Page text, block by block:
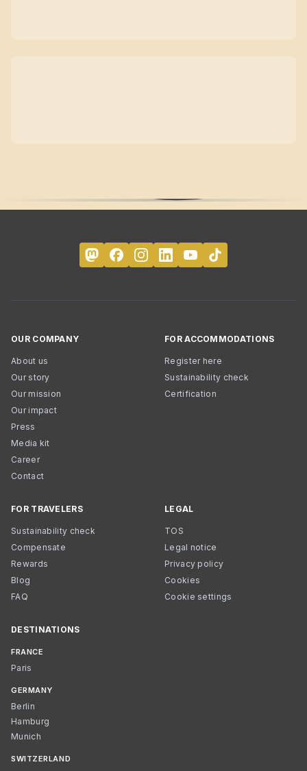
OUR COMPANY
About us
Our story
Our mission
Our impact
Press
Media kit
Career
Contact
FOR ACCOMMODATIONS
Register here
Sustainability check
Certification
FOR TRAVELERS
Sustainability check
Compensate
Rewards
Blog
FAQ
LEGAL
TOS
Legal notice
Privacy policy
Cookies
Cookie settings
DESTINATIONS
FRANCE
Paris
GERMANY
Berlin
Hamburg
Munich
SWITZERLAND